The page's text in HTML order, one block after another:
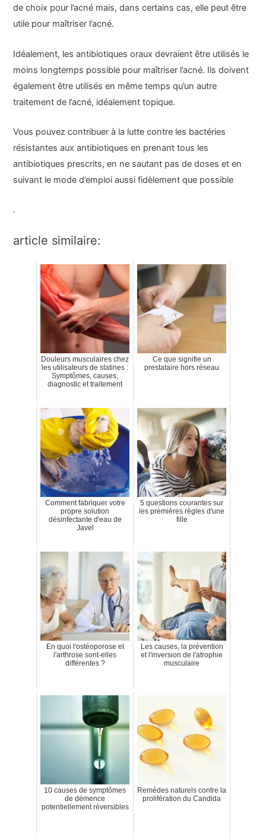
de choix pour l’acné mais, dans certains cas, elle peut être
utile pour maîtriser l’acné.
Idéalement, les antibiotiques oraux devraient être utilisés le
moins longtemps possible pour maîtriser l’acné. Ils doivent
également être utilisés en même temps qu’un autre
traitement de l’acné, idéalement topique.
Vous pouvez contribuer à la lutte contre les bactéries
résistantes aux antibiotiques en prenant tous les
antibiotiques prescrits, en ne sautant pas de doses et en
suivant le mode d’emploi aussi fidèlement que possible
.
article similaire:
Douleurs musculaires chez
les utilisateurs de statines :
Symptômes, causes,
diagnostic et traitement
Ce que signifie un
prestataire hors réseau
Comment fabriquer votre
propre solution
désinfectante d'eau de
Javel
5 questions courantes sur
les premières règles d'une
fille
En quoi l'ostéoporose et
l'arthrose sont-elles
différentes ?
Les causes, la prévention
et l'inversion de l'atrophie
musculaire
10 causes de symptômes
de démence
potentiellement réversibles
Remèdes naturels contre la
prolifération du Candida